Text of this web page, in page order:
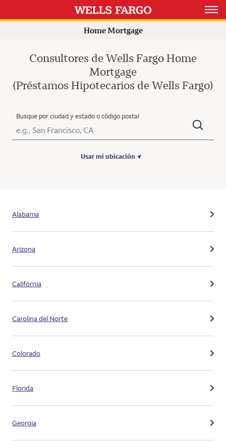
Open
Home Mortgage
Consultores de Wells Fargo Home
Mortgage
(Préstamos Hipotecarios de Wells Fargo)
Busque por ciudad y estado o código postal
Ciudad, Estado/Provincia, Código postal o Ciudad y País
Submit a search.
Usar mi ubicación
Alabama
Arizona
California
Carolina del Norte
Colorado
Florida
Georgia